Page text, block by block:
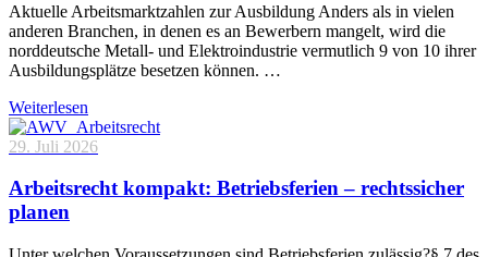
Aktuelle Arbeitsmarktzahlen zur Ausbildung Anders als in vielen
anderen Branchen, in denen es an Bewerbern mangelt, wird die
norddeutsche Metall- und Elektroindustrie vermutlich 9 von 10 ihrer
Ausbildungsplätze besetzen können. …
Weiterlesen
29. Juli 2026
Arbeitsrecht kompakt: Betriebsferien – rechtssicher
planen